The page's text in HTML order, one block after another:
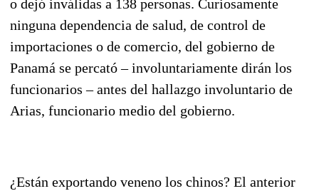
o dejó inválidas a 138 personas. Curiosamente
ninguna dependencia de salud, de control de
importaciones o de comercio, del gobierno de
Panamá se percató – involuntariamente dirán los
funcionarios – antes del hallazgo involuntario de
Arias, funcionario medio del gobierno.
¿Están exportando veneno los chinos? El anterior